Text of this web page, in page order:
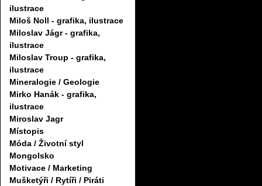
ilustrace
Miloš Noll - grafika, ilustrace
Miloslav Jágr - grafika,
ilustrace
Miloslav Troup - grafika,
ilustrace
Mineralogie / Geologie
Mirko Hanák - grafika,
ilustrace
Miroslav Jagr
Místopis
Móda / Životní styl
Mongolsko
Motivace / Marketing
Mušketýři / Rytíři / Piráti